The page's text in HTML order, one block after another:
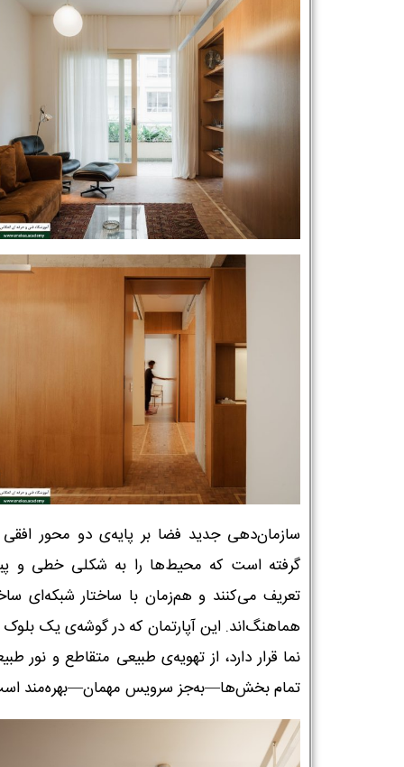
سازمان‌دهی جدید فضا بر پایه‌ی دو محور
گرفته است که محیط‌ها را به شکلی خطی و
تعریف می‌کنند و هم‌زمان با ساختار شبکه‌ای
هماهنگ‌اند. این آپارتمان که در گوشه‌ی یک
نما قرار دارد، از تهویه‌ی طبیعی متقاطع و نور
تمام بخش‌ها—به‌جز سرویس مهمان—بهره‌مند